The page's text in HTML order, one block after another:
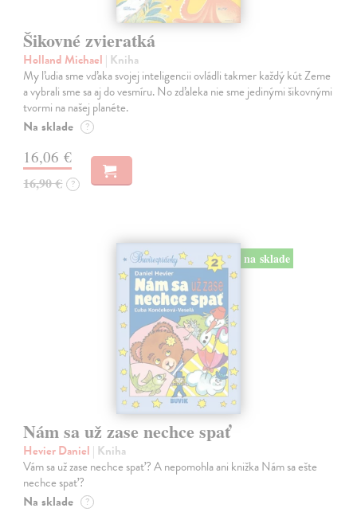
Šikovné zvieratká
Holland Michael | Kniha
My ľudia sme vďaka svojej inteligencii ovládli takmer každý kút Zeme
a vybrali sme sa aj do vesmíru. No zďaleka nie sme jedinými šikovnými
tvormi na našej planéte.
Na sklade ?
16,06 €
16,90 € ?
na sklade
Nám sa už zase nechce spať
Hevier Daniel | Kniha
Vám sa už zase nechce spať? A nepomohla ani knižka Nám sa ešte
nechce spať?
Na sklade ?